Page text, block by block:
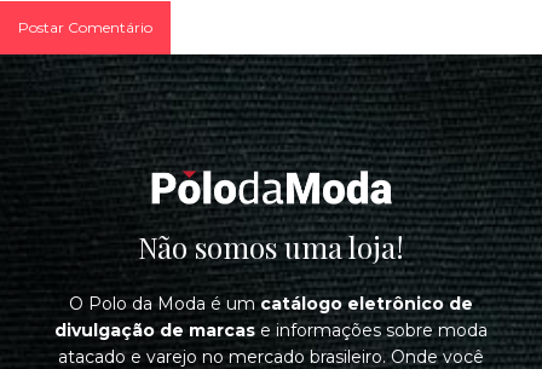
Postar Comentário
Não somos uma loja!
O Polo da Moda é umcatálogo eletrônico de
divulgação de marcase informações sobre moda
atacado e varejo no mercado brasileiro. Onde você